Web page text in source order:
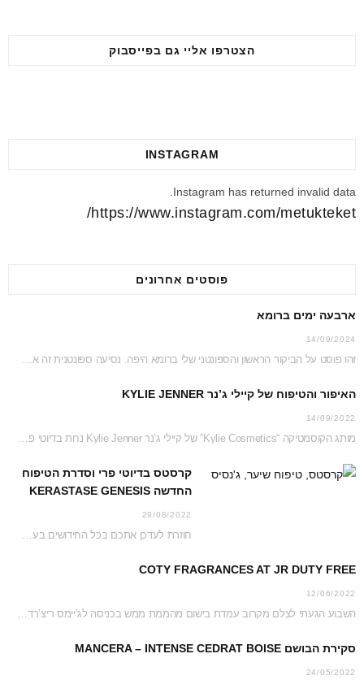
הצטרפו אליי גם בפייסבוק
INSTAGRAM
Instagram has returned invalid data.
https://www.instagram.com/metukteket/
פוסטים אחרונים
ארבעה ימים ברומא
14/09/2024
האיפור והטיפוח של קיילי ג’נר KYLIE JENNER
14/09/2022
קרסטס בדיוטי פרי וסדרת הטיפוח
החדשה KERASTASE GENESIS
29/08/2022
COTY FRAGRANCES AT JR DUTY FREE
12/06/2022
השבוע הגעתי לצלם מקרוב עמדת בישום מהממת ממש בכניסה לג’יימס ריצ’רדסון דיוטי פרי. כל העמדה…
סקירת הבושם MANCERA – INTENSE CEDRAT BOISE
24/05/2022